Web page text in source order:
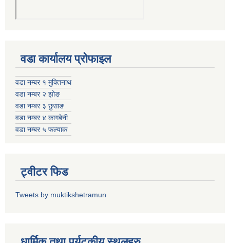
वडा कार्यालय प्रोफाइल
वडा नम्बर १ मुक्तिनाथ
वडा नम्बर २ झोङ
वडा नम्बर ३ छुसाङ
वडा नम्बर ४ कागबेनी
वडा नम्बर ५ फल्याक
ट्वीटर फिड
Tweets by muktikshetramun